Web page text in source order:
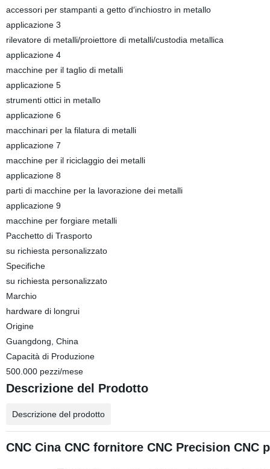
accessori per stampanti a getto d′inchiostro in metallo
applicazione 3
rilevatore di metalli/proiettore di metalli/custodia metallica
applicazione 4
macchine per il taglio di metalli
applicazione 5
strumenti ottici in metallo
applicazione 6
macchinari per la filatura di metalli
applicazione 7
macchine per il riciclaggio dei metalli
applicazione 8
parti di macchine per la lavorazione dei metalli
applicazione 9
macchine per forgiare metalli
Pacchetto di Trasporto
su richiesta personalizzato
Specifiche
su richiesta personalizzato
Marchio
hardware di longrui
Origine
Guangdong, China
Capacità di Produzione
500.000 pezzi/mese
Descrizione del Prodotto
Descrizione del prodotto
CNC Cina CNC fornitore CNC Precision